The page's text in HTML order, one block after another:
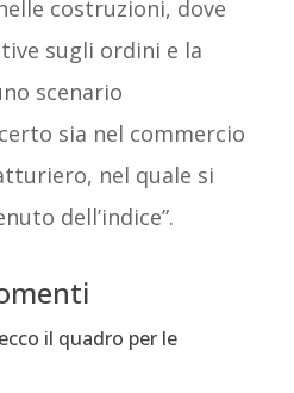
costruzioni, dove
sugli ordini e la
scenario
sia nel commercio
nel quale si
dell’indice”.
il quadro per le